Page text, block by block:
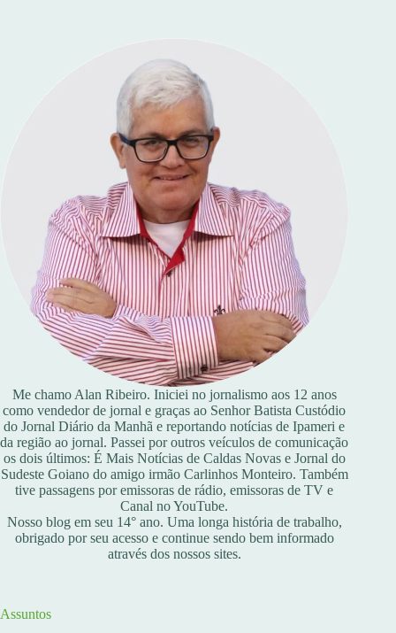
Me chamo Alan Ribeiro. Iniciei no jornalismo aos 12 anos
como vendedor de jornal e graças ao Senhor Batista Custódio
do Jornal Diário da Manhã e reportando notícias de Ipameri e
da região ao jornal. Passei por outros veículos de comunicação
os dois últimos: É Mais Notícias de Caldas Novas e Jornal do
Sudeste Goiano do amigo irmão Carlinhos Monteiro. Também
tive passagens por emissoras de rádio, emissoras de TV e
Canal no YouTube.
Nosso blog em seu 14° ano. Uma longa história de trabalho,
obrigado por seu acesso e continue sendo bem informado
através dos nossos sites.
Assuntos